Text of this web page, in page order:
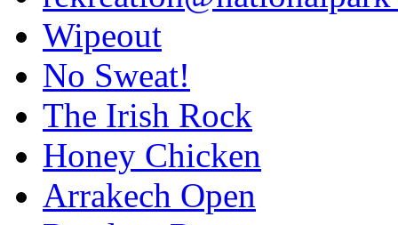
Wipeout
No Sweat!
The Irish Rock
Honey Chicken
Arrakech Open